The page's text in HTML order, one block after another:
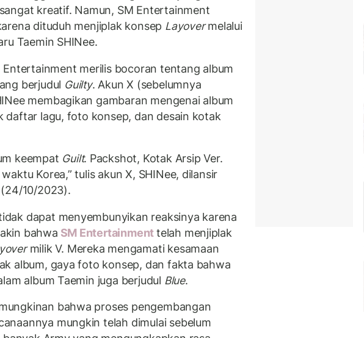
kreatif. Namun, SM Entertainment
dituduh menjiplak konsep Layovermelalui
Taemin SHINee.
Entertainment merilis bocoran tentang album
berjudul Guilty. Akun X (sebelumnya
membagikan gambaran mengenai album
daftar lagu, foto konsep, dan desain kotak
keempat Guilt. Packshot, Kotak Arsip Ver.
Korea,” tulis akun X, SHINee, dilansir
(24/10/2023).
dapat menyembunyikan reaksinya karena
bahwa SM Entertainmenttelah menjiplak
milik V. Mereka mengamati kesamaan
album, gaya foto konsep, dan fakta bahwa
album Taemin juga berjudul Blue.
bahwa proses pengembangan
mungkin telah dimulai sebelum